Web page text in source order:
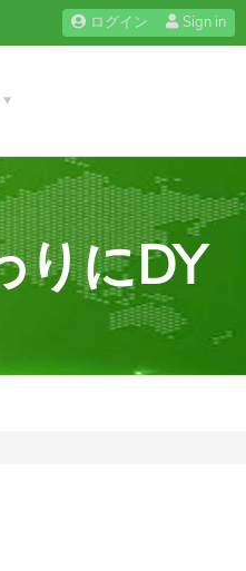
ログイン Sign in
りにDY